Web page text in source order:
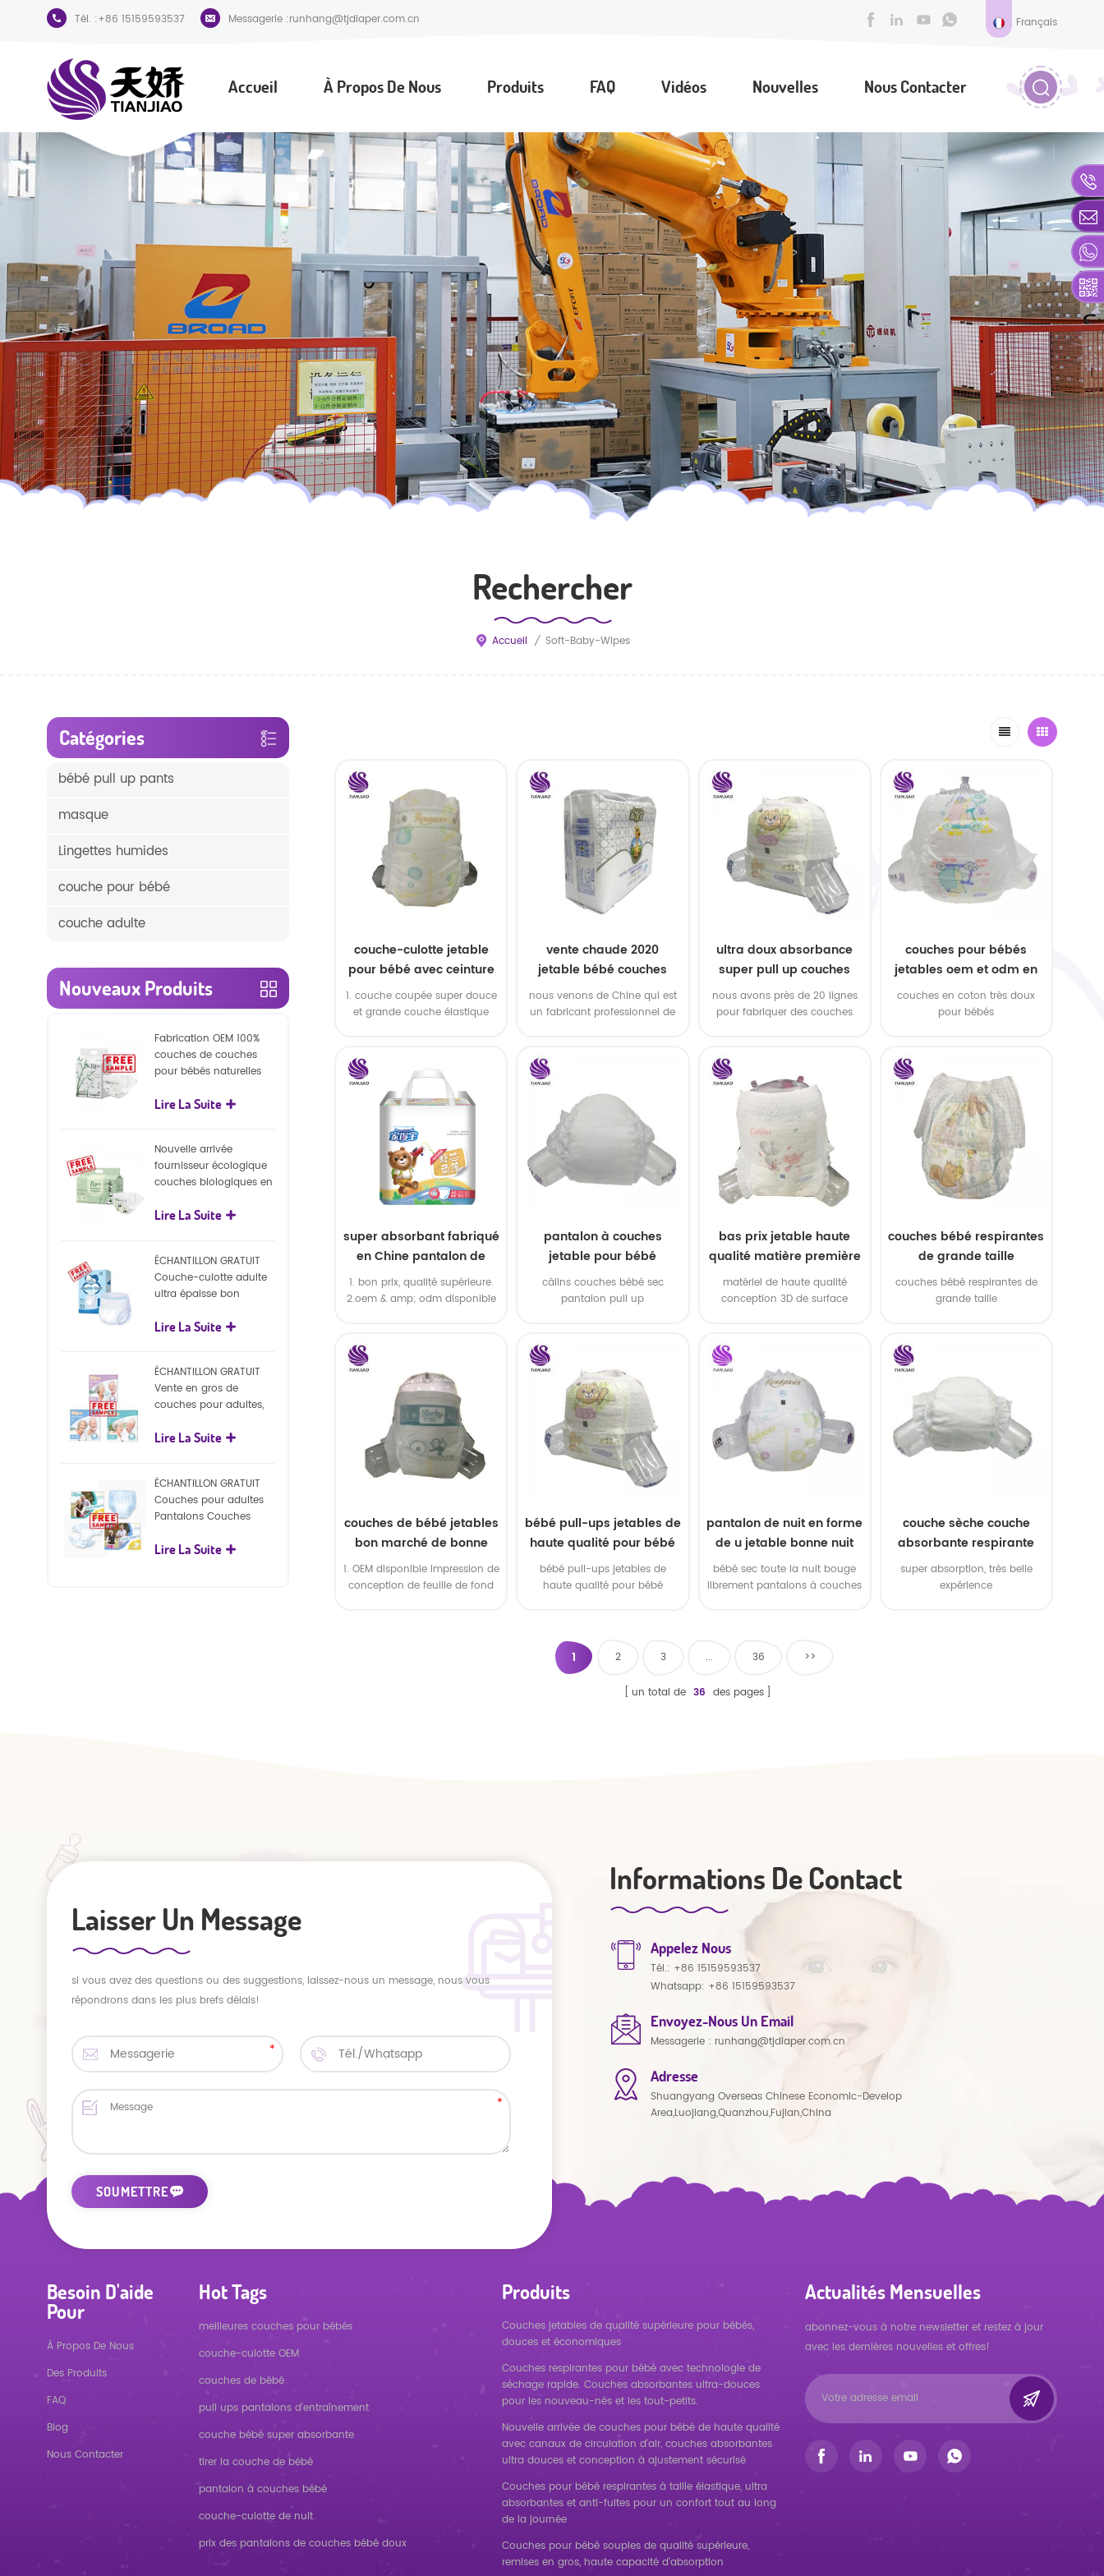
Tél. :+86 15159593537 Messagerie :runhang@tjdiaper.com.cn Français
Accueil À Propos De Nous Produits FAQ Vidéos Nouvelles Nous Contacter
Rechercher
Accueil / Soft-Baby-Wipes
couche-culotte jetable
pour bébé avec ceinture
élastique
1. couche coupée super douce
et grande couche élastique
vente chaude 2020
jetable bébé couches
oem service
nous venons de Chine qui est
un fabricant professionnel de
ultra doux absorbance
super pull up couches
bébé échantillons gratuits
nous avons près de 20 lignes
pour fabriquer des couches
couches pour bébés
jetables oem et odm en
gros
couches en coton très doux
pour bébés
super absorbant fabriqué
en Chine pantalon de
formation jetable pour
bébé
1. bon prix, qualité supérieure.
2.oem & amp; odm disponible
pantalon à couches
jetable pour bébé
câlins couches bébé sec
pantalon pull up
bas prix jetable haute
qualité matière première
pour bébé pantalon
couche
matériel de haute qualité
conception 3D de surface
couches bébé respirantes
de grande taille
couches bébé respirantes de
grande taille
couches de bébé jetables
bon marché de bonne
qualité de la Chine
1. OEM disponible Impression de
conception de feuille de fond
bébé pull-ups jetables de
haute qualité pour bébé
bébé pull-ups jetables de
haute qualité pour bébé
pantalon de nuit en forme
de u jetable bonne nuit
bébé sec toute la nuit bouge
librement pantalons à couches
couche sèche couche
absorbante respirante
douce pour bébé
super absorption, très belle
expérience
1 2 3 ... 36 >>
un total de 36 des pages
Catégories
bébé pull up pants
masque
Lingettes humides
couche pour bébé
couche adulte
Nouveaux Produits
Fabrication OEM 100%
couches de couches
pour bébés naturelles
écologiques
Lire La Suite
Nouvelle arrivée
fournisseur écologique
couches biologiques en
biodégradables pour
Lire La Suite
ÉCHANTILLON GRATUIT
Couche-culotte adulte
ultra épaisse bon
jetable pour adulte
Lire La Suite
ÉCHANTILLON GRATUIT
Vente en gros de
couches pour adultes,
adultes
Lire La Suite
ÉCHANTILLON GRATUIT
Couches pour adultes
Pantalons Couches
pour adultes
Lire La Suite
Laisser Un Message
si vous avez des questions ou des suggestions, laissez-nous un message, nous vous
répondrons dans les plus brefs délais!
Informations De Contact
Appelez Nous
Tél.: +86 15159593537
Whatsapp: +86 15159593537
Envoyez-Nous Un Email
Messagerie : runhang@tjdiaper.com.cn
Adresse
Shuangyang Overseas Chinese Economic-Develop
Area,Luojiang,Quanzhou,Fujian,China
Besoin D'aide
Pour
À Propos De Nous
Des Produits
FAQ
Blog
Nous Contacter
Hot Tags
meilleures couches pour bébés
couche-culotte OEM
couches de bébé
pull ups pantalons d'entraînement
couche bébé super absorbante
tirer la couche de bébé
pantalon à couches bébé
couche-culotte de nuit
prix des pantalons de couches bébé doux
Produits
Couches jetables de qualité supérieure pour bébés,
douces et économiques
Couches respirantes pour bébé avec technologie de
séchage rapide. Couches absorbantes ultra-douces
pour les nouveau-nés et les tout-petits.
Nouvelle arrivée de couches pour bébé de haute qualité
avec canaux de circulation d'air, couches absorbantes
ultra douces et conception à ajustement sécurisé
Couches pour bébé respirantes à taille élastique, ultra
absorbantes et anti-fuites pour un confort tout au long
de la journée
Couches pour bébé souples de qualité supérieure,
remises en gros, haute capacité d'absorption
Actualités Mensuelles
abonnez-vous à notre newsletter et restez à jour
avec les dernières nouvelles et offres!